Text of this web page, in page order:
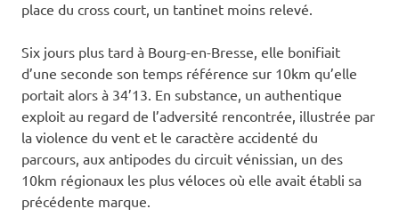
place du cross court, un tantinet moins relevé.
Six jours plus tard à Bourg-en-Bresse, elle bonifiait
d’une seconde son temps référence sur 10km qu’elle
portait alors à 34’13. En substance, un authentique
exploit au regard de l’adversité rencontrée, illustrée par
la violence du vent et le caractère accidenté du
parcours, aux antipodes du circuit vénissian, un des
10km régionaux les plus véloces où elle avait établi sa
précédente marque.